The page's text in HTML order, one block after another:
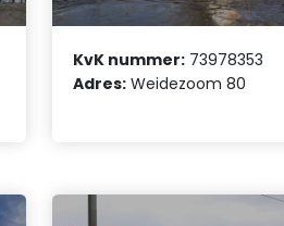
KvK nummer: 73978353
Adres: Weidezoom 80